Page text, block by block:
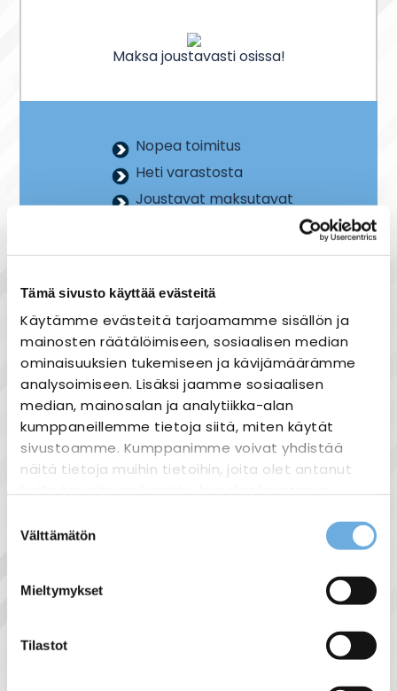
Tämä sivusto käyttää evästeitä
Käytämme evästeitä tarjoamamme sisällön ja
mainosten räätälöimiseen, sosiaalisen median
ominaisuuksien tukemiseen ja kävijämäärämme
analysoimiseen. Lisäksi jaamme sosiaalisen
median, mainosalan ja analytiikka-alan
kumppaneillemme tietoja siitä, miten käytät
sivustoamme. Kumppanimme voivat yhdistää
näitä tietoja muihin tietoihin, joita olet antanut
heille tai joita on kerätty, kun olet käyttänyt
valinta
Välttämätön
Mieltymykset
Tilastot
Maksa joustavasti osissa!
Nopea toimitus
Heti varastosta
Joustavat maksutavat
Tuotekuvaus
Sytytinlaite purkauslampuille. HS
100,150,250 ja 400W. HI-CE 35,70,100,150,250
ja 400W. Hi 70,100,150,250 ja 400W sekä
HST-DE lampulle 70W super.
Tuote on väriltään valkoinen.
Näytä lisää tuotteita